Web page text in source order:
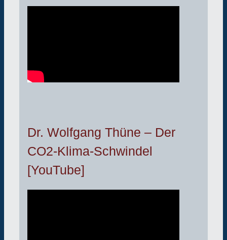
Dr. Wolfgang Thüne – Der
CO2-Klima-Schwindel
[YouTube]